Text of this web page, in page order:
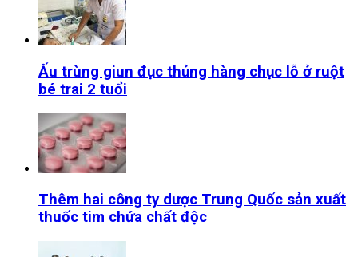
Ấu trùng giun đục thủng hàng chục lỗ ở ruột
bé trai 2 tuổi
Thêm hai công ty dược Trung Quốc sản xuất
thuốc tim chứa chất độc